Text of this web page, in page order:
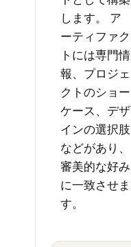
します。 ア
ーティファク
トには専門情
報、プロジェ
クトのショー
ケース、デザ
インの選択肢
などがあり、
審美的な好み
に一致させま
す。